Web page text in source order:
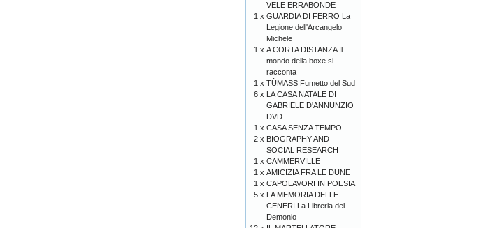
VELE ERRABONDE
1 x GUARDIA DI FERRO La
Legione dell'Arcangelo
Michele
1 x A CORTA DISTANZA Il
mondo della boxe si
racconta
1 x TÙMASS Fumetto del Sud
6 x LA CASA NATALE DI
GABRIELE D'ANNUNZIO
DVD
1 x CASA SENZA TEMPO
2 x BIOGRAPHY AND
SOCIAL RESEARCH
1 x CAMMERVILLE
1 x AMICIZIA FRA LE DUNE
1 x CAPOLAVORI IN POESIA
5 x LA MEMORIA DELLE
CENERI La Libreria del
Demonio